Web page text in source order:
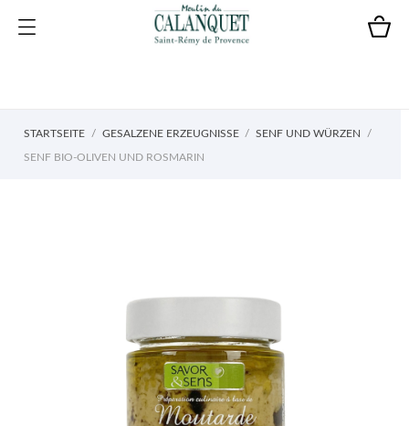
STARTSEITE GESALZENE ERZEUGNISSE SENF UND WÜRZEN
SENF BIO-OLIVEN UND ROSMARIN